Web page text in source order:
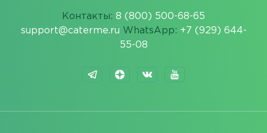
Контакты: 8 (800) 500-68-65
support@caterme.ru WhatsApp: +7 (929) 644-
55-08